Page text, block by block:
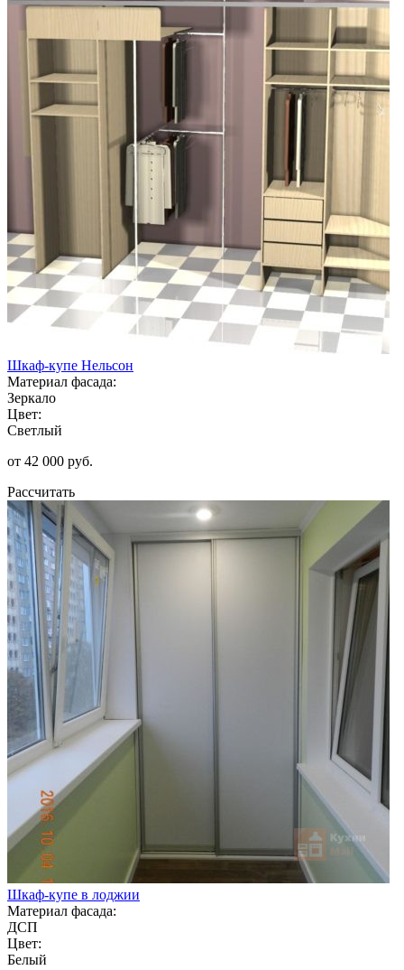
Шкаф-купе Нельсон
Материал фасада:
Зеркало
Цвет:
Светлый
от 42 000 руб.
Рассчитать
Шкаф-купе в лоджии
Материал фасада:
ДСП
Цвет:
Белый